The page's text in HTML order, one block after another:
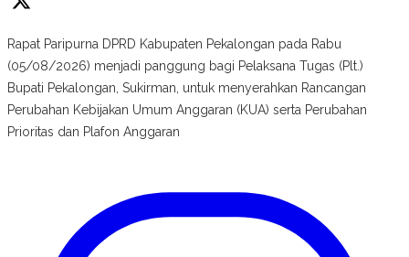
Rapat Paripurna DPRD Kabupaten Pekalongan pada Rabu
(05/08/2026) menjadi panggung bagi Pelaksana Tugas (Plt.)
Bupati Pekalongan, Sukirman, untuk menyerahkan Rancangan
Perubahan Kebijakan Umum Anggaran (KUA) serta Perubahan
Prioritas dan Plafon Anggaran